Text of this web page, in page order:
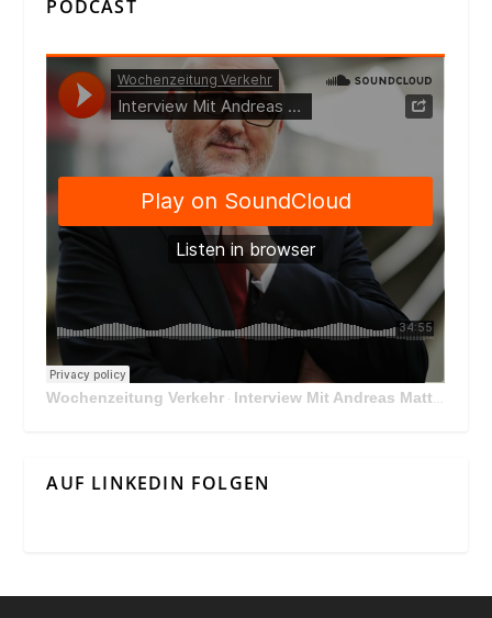
PODCAST
Wochenzeitung Verkehr · Interview Mit Andreas Matthä, CEO der ÖBB Holding
AUF LINKEDIN FOLGEN